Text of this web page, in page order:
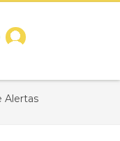
Alertas